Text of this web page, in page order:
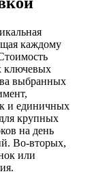
каждому
ключевых
выбранных
и единичных
крупных
на день
Во-вторых,
или